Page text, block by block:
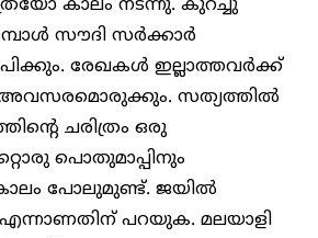
കാലം നടന്നു. കുറച്ചു
സൗദി സർക്കാർ
രേഖകൾ ഇല്ലാത്തവർക്ക്
അവസരമൊരുക്കും. സത്യത്തിൽ
ചരിത്രം ഒരു
പൊതുമാപ്പിനും
പോലുമുണ്ട്. ജയിൽ
എന്നാണതിന് പറയുക. മലയാളി